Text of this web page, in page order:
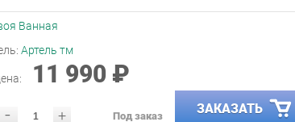
Ванная
Артель тм
11 990 ₽
- + Под заказ ЗАКАЗАТЬ